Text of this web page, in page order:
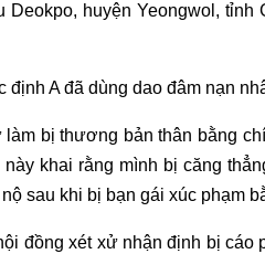
Deokpo, huyện Yeongwol,
định A đã dùng dao đâm nạn
làm bị thương bản thân bằng
khai rằng mình bị căng
sau khi bị bạn gái xúc phạm
đồng xét xử nhận định bị cáo